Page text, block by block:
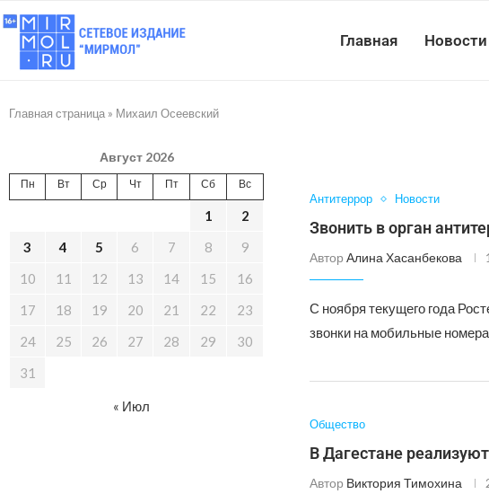
Главная Новости
Главная страница » Михаил Осеевский
Антитеррор Новости
Звонить в орган
Автор Алина Хасанбекова
С ноября текущего года
звонки на мобильные
Общество
В Дагестане
Автор Виктория Тимохина
Август 2026
Пн Вт Ср Чт Пт Сб Вс
1
2
3
4 5 6 7 8
9
10
11 12 13 14 15
16
17
18 19 20 21 22
23
24
25 26 27 28 29
30
31
« Июл